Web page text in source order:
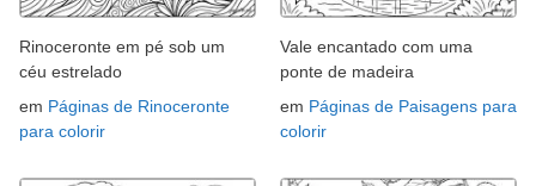
Rinoceronte em pé sob um
céu estrelado
em Páginas de Rinoceronte
para colorir
Vale encantado com uma
ponte de madeira
em Páginas de Paisagens para
colorir